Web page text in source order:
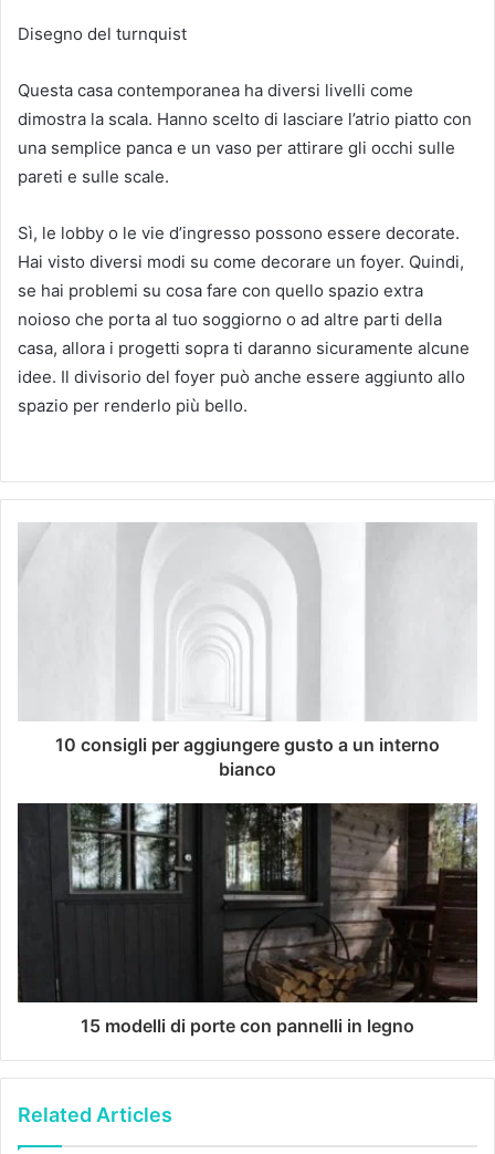
Disegno del turnquist
Questa casa contemporanea ha diversi livelli come
dimostra la scala. Hanno scelto di lasciare l’atrio piatto con
una semplice panca e un vaso per attirare gli occhi sulle
pareti e sulle scale.
Sì, le lobby o le vie d’ingresso possono essere decorate.
Hai visto diversi modi su come decorare un foyer. Quindi,
se hai problemi su cosa fare con quello spazio extra
noioso che porta al tuo soggiorno o ad altre parti della
casa, allora i progetti sopra ti daranno sicuramente alcune
idee. Il divisorio del foyer può anche essere aggiunto allo
spazio per renderlo più bello.
10 consigli per aggiungere gusto a un interno
bianco
15 modelli di porte con pannelli in legno
Related Articles